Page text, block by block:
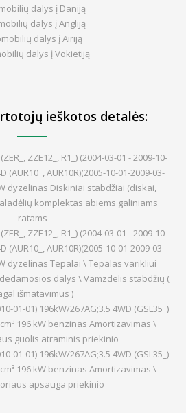
dalys į Daniją
dalys į Angliją
dalys į Airiją
dalys į Vokietiją
ieškotos detalės:
ZZE12_, R1_) (2004-03-01 - 2009-10-
(AUR10_, AUR10R)(2005-10-01-2009-03-
dyzelinas Diskiniai stabdžiai (diskai,
komplektas abiems galiniams
ratams
ZZE12_, R1_) (2004-03-01 - 2009-10-
(AUR10_, AUR10R)(2005-10-01-2009-03-
dyzelinas Tepalai \ Tepalas varikliui
dalys \ Vamzdelis stabdžių (
išmatavimus )
01-01) 196kW/267AG;3.5 4WD (GSL35_)
196 kW benzinas Amortizavimas \
guolis atraminis priekinio
01-01) 196kW/267AG;3.5 4WD (GSL35_)
196 kW benzinas Amortizavimas \
apsauga priekinio